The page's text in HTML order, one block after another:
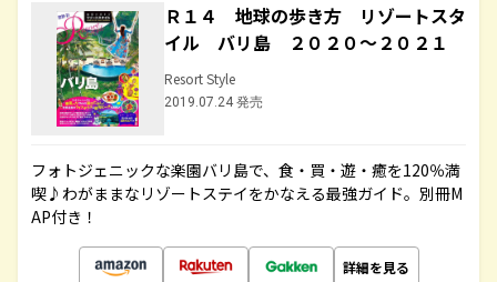
Ｒ１４ 地球の歩き方 リゾートスタ
イル バリ島 ２０２０～２０２１
Resort Style
2019.07.24 発売
フォトジェニックな楽園バリ島で、食・買・遊・癒を120％満
喫♪わがままなリゾートステイをかなえる最強ガイド。別冊M
AP付き！
詳細を見る